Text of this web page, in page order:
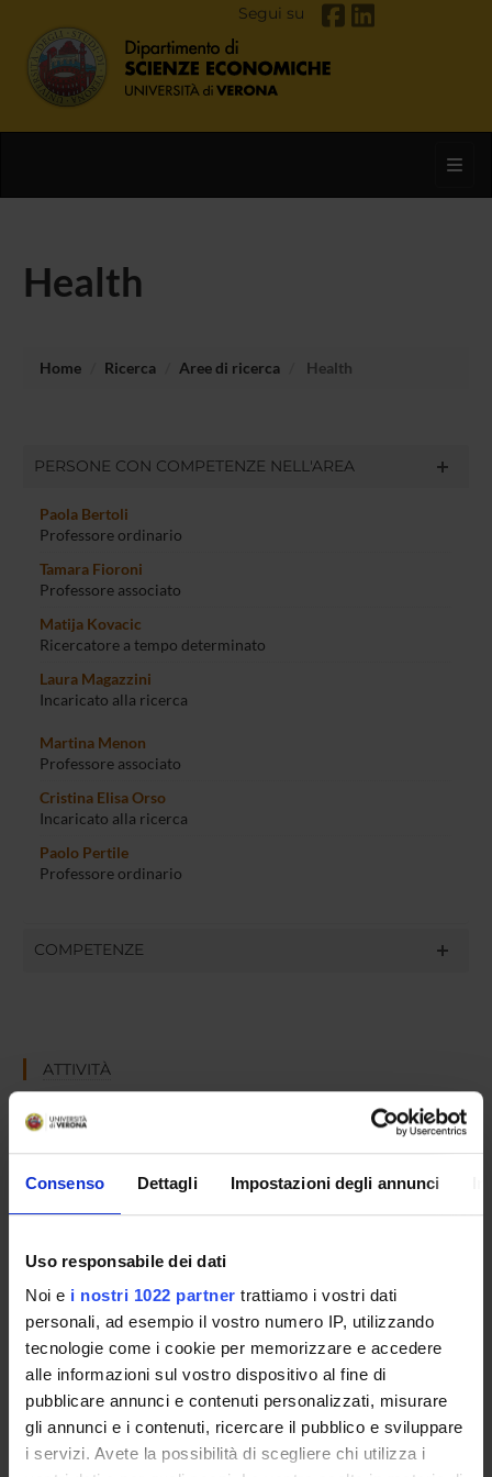
Consenso Dettagli Impostazioni degli annunci
Uso responsabile dei dati
Noi e i nostri 1022 partner trattiamo i vostri dati
personali, ad esempio il vostro numero IP, utilizzando
tecnologie come i cookie per memorizzare e accedere
alle informazioni sul vostro dispositivo al fine di
pubblicare annunci e contenuti personalizzati, misurare
gli annunci e i contenuti, ricercare il pubblico e sviluppare
i servizi. Avete la possibilità di scegliere chi utilizza i
Segui su
Health
Home Ricerca Aree di ricerca Health
PERSONE CON COMPETENZE NELL'AREA
Paola Bertoli
Professore ordinario
Tamara Fioroni
Professore associato
Matija Kovacic
Ricercatore a tempo determinato
Laura Magazzini
Incaricato alla ricerca
Martina Menon
Professore associato
Cristina Elisa Orso
Incaricato alla ricerca
Paolo Pertile
Professore ordinario
COMPETENZE
ATTIVITÀ
AREE DI RICERCA
STRUTTURE
BIBLIOTECHE
CENTRI DI RICERCA
LABORATORI DI RICERCA
SPIN OFF E AZIENDE